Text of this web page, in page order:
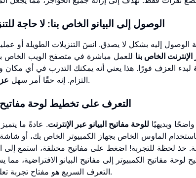
الوصول إلى البيانو الخاص بنا: لا حاجة
إليه بشكل لا يصدق. انسَ التنزيلات الطويلة أو
الإنترنت الخاص بنا للعمل مباشرة في متصفح الويب
لبدء العزف فورًا. هذا يعني أنه يمكنك التدرب في أي
التزام. إنه حقًا أمر سهل.
التعرف على تخطيط لوحة مفاتيح
وبديهيًا للوحة مفاتيح البيانو عبر الإنترنت
الماوس الخاص بجهاز الكمبيوتر الخاص بك، أو
خذ لحظة للتجربة! اضغط على مفاتيح مختلفة، استمع
لوحة مفاتيح الكمبيوتر إلى مفاتيح البيانو الافتراضية،
التعرف السريع هو مفتاح تجربة تعليم بيانو سهلة وسلسة.